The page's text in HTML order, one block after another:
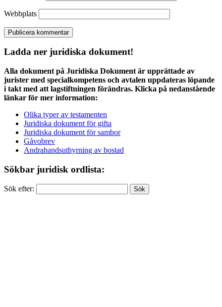
Webbplats
Ladda ner juridiska dokument!
Alla dokument på Juridiska Dokument är upprättade av
jurister med specialkompetens och avtalen uppdateras löpande
i takt med att lagstiftningen förändras. Klicka på nedanstående
länkar för mer information:
Olika typer av testamenten
Juridiska dokument för gifta
Juridiska dokument för sambor
Gåvobrev
Andrahandsuthyrning av bostad
Sökbar juridisk ordlista:
Sök efter: